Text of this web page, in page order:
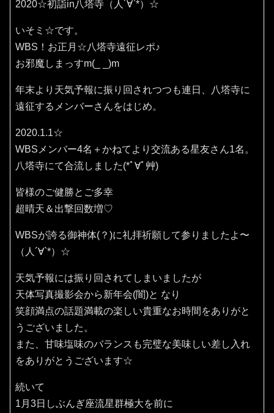
2020☆初詣in八塔寺（人´∀`*）☆
いそミ☆です。
WBS！お正月☆八塔寺遠征レポ♪
お邪魔しまっすm(_ _)m
年末より天気予報に振り回されつつも連日、八塔寺に
遠征するメンバーさんをはじめ。
2020.1.1☆
WBSメンバー4名＋かねてより交流ある星友さん1名。
八塔寺にて合流しました(*ﾟ∀ﾟ艸)
皆様のご健勝とご多幸
超晴天＆出撃回数増♡
WBSが誇る御神体(？)に礼拝祈願して参りましたよ〜
（人´∀`*）☆
天気予報には振り回されてしまいましたが
天体写真撮影会から新年会(闇)と なり
笑顔満点の話題満載の楽しい貴重なお時間をありがと
うございました。
また、甘味塩味のバランスも完璧な美味しい差し入れ
をありがとうございます☆
続いて
1月3日しぶんぎ座流星群極大を前に